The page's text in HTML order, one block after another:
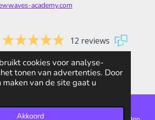
cookies voor analyse-
tonen van advertenties. Door
van de site gaat u
Akkoord
academy.com
12 reviews
Academy